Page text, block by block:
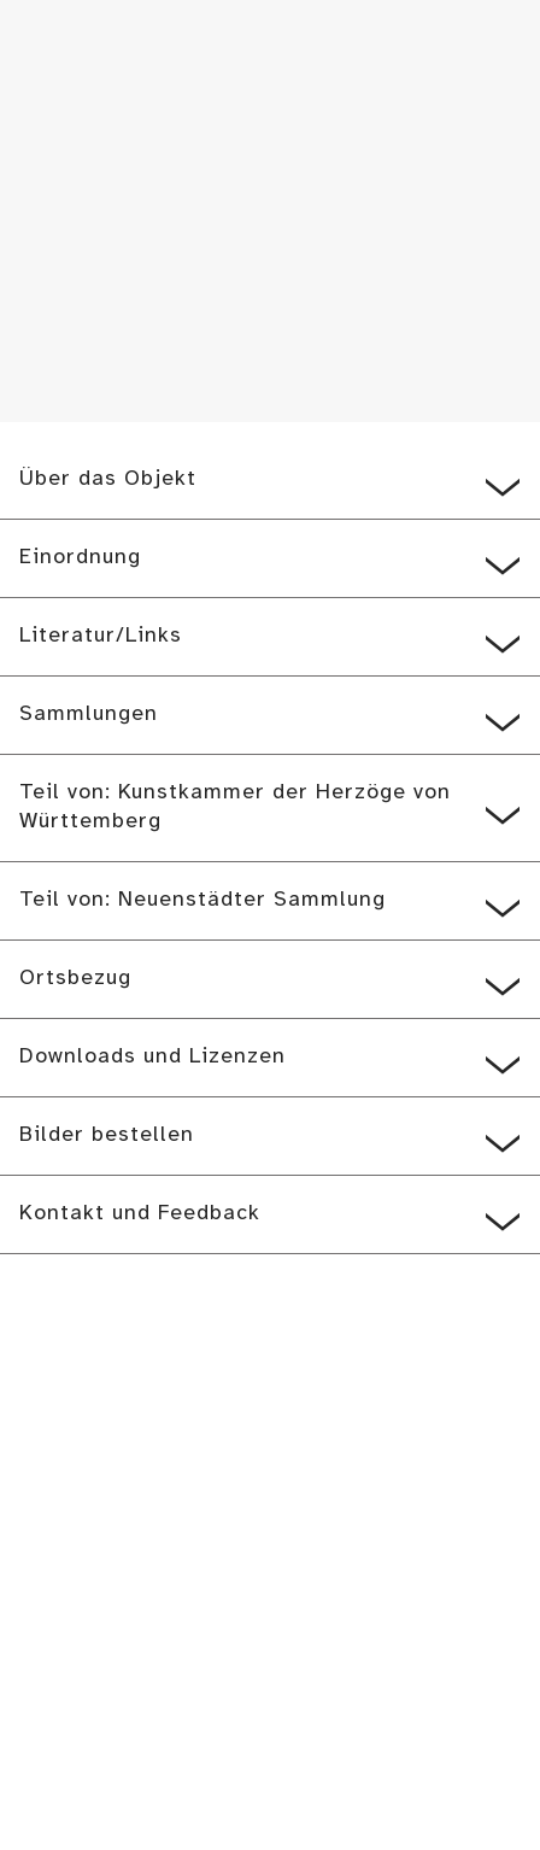
Über das Objekt
Einordnung
Literatur/Links
Sammlungen
Teil von: Kunstkammer der Herzöge von
Württemberg
Teil von: Neuenstädter Sammlung
Ortsbezug
Downloads und Lizenzen
Bilder bestellen
Kontakt und Feedback